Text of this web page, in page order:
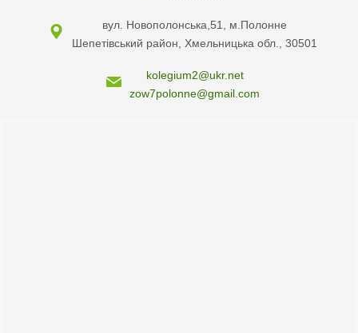
вул. Новополонська,51, м.Полонне
Шепетівський район, Хмельницька обл., 30501
kolegium2@ukr.net
zow7polonne@gmail.com